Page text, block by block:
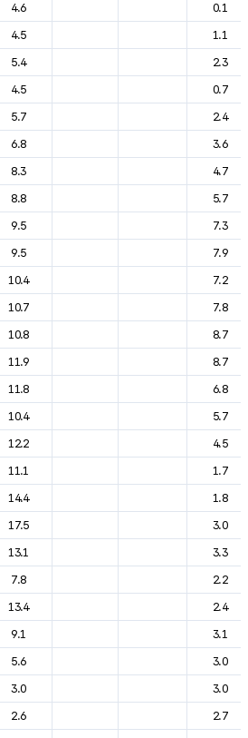
4.6
0.1
4.5
1.1
5.4
2.3
4.5
0.7
5.7
2.4
6.8
3.6
8.3
4.7
8.8
5.7
9.5
7.3
9.5
7.9
10.4
7.2
10.7
7.8
10.8
8.7
11.9
8.7
11.8
6.8
10.4
5.7
12.2
4.5
11.1
1.7
14.4
1.8
17.5
3.0
13.1
3.3
7.8
2.2
13.4
2.4
9.1
3.1
5.6
3.0
3.0
3.0
2.6
2.7